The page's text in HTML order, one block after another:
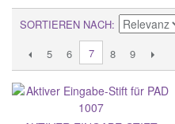
SORTIEREN NACH
5
6 7 8 9